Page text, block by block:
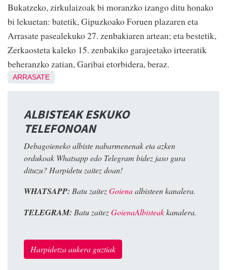
Bukatzeko, zirkulaizoak bi moranzko izango ditu honako
bi lekuetan: batetik, Gipuzkoako Foruen plazaren eta
Arrasate pasealekuko 27. zenbakiaren artean; eta bestetik,
Zerkaosteta kaleko 15. zenbakiko garajeetako irteeratik
beheranzko zatian, Garibai etorbidera, beraz.
ARRASATE
ALBISTEAK ESKUKO
TELEFONOAN
Debagoieneko albiste nabarmenenak eta azken
ordukoak Whatsapp edo Telegram bidez jaso gura
dituzu? Harpidetu zaitez doan!
WHATSAPP: Batu zaitezGoienaalbisteen kanalera.
TELEGRAM: Batu zaitezGoienaAlbisteakkanalera.
Harpidetza aukera guztiak